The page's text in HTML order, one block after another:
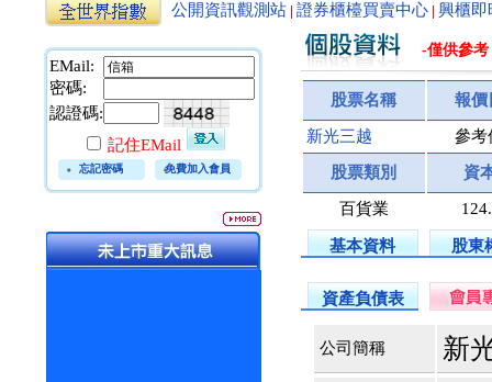
公開資訊觀測站 證券櫃檯買賣中心 興櫃即
EMail:
密碼:
認證碼:
記住EMail
忘記密碼 免費加入會員
-僅供參考
股票名稱 報價
新光三越 參考
股票類別 資
百貨業
基本資料 股東
資產負債表
公司簡稱 新